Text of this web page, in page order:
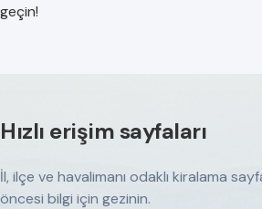
geçin!
Hızlı erişim sayfaları
İl, ilçe ve havalimanı odaklı kiralama
öncesi bilgi için gezinin.